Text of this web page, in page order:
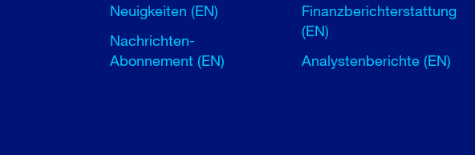
Neuigkeiten (EN)
Nachrichten-
Abonnement (EN)
Finanzberichterstattung
(EN)
Analystenberichte (EN)